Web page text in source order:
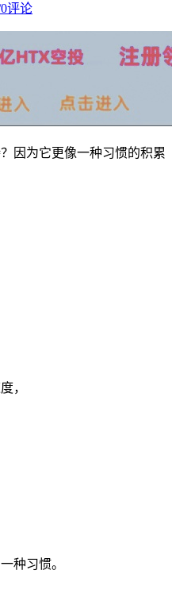
0评论
因为它更像一种习惯的积累
，
种习惯。